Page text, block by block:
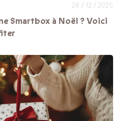
26 / 12 / 2025
Smartbox à Noël ? Voici